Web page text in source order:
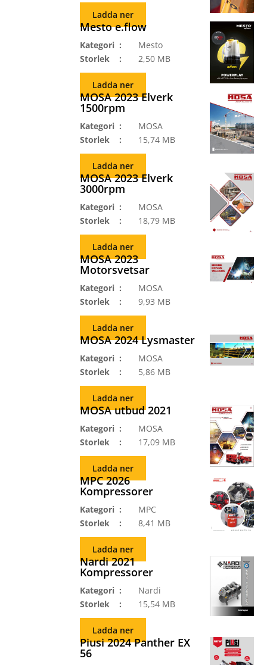
Ladda ner
Mesto e.flow
Kategori
Mesto
Storlek
2,50 MB
Ladda ner
MOSA 2023 Elverk
1500rpm
Kategori
MOSA
Storlek
15,74 MB
Ladda ner
MOSA 2023 Elverk
3000rpm
Kategori
MOSA
Storlek
18,79 MB
Ladda ner
MOSA 2023
Motorsvetsar
Kategori
MOSA
Storlek
9,93 MB
Ladda ner
MOSA 2024 Lysmaster
Kategori
MOSA
Storlek
5,86 MB
Ladda ner
MOSA utbud 2021
Kategori
MOSA
Storlek
17,09 MB
Ladda ner
MPC 2026
Kompressorer
Kategori
MPC
Storlek
8,41 MB
Ladda ner
Nardi 2021
Kompressorer
Kategori
Nardi
Storlek
15,54 MB
Ladda ner
Piusi 2024 Panther EX
56